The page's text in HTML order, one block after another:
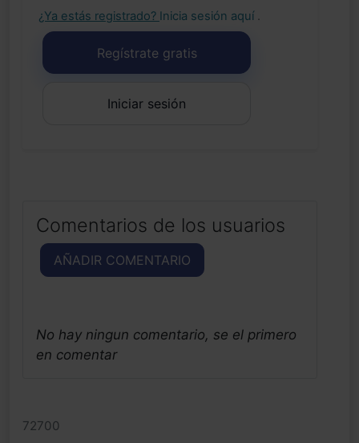
¿Ya estás registrado? Inicia sesión aquí .
Regístrate gratis
Iniciar sesión
Comentarios de los usuarios
AÑADIR COMENTARIO
No hay ningun comentario, se el primero
en comentar
72700